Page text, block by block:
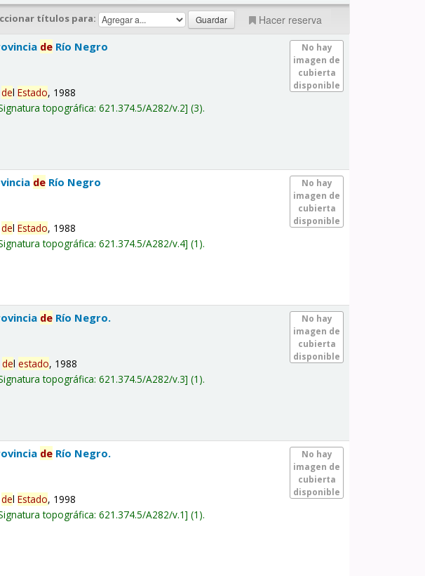
títulos para: Hacer reserva
No hay
imagen de
cubierta
disponible
de Río Negro
delEstado, 1988
topográfica:621.374.5/A282/v.2 (3).
No hay
imagen de
cubierta
disponible
de Río Negro
delEstado, 1988
topográfica:621.374.5/A282/v.4 (1).
No hay
imagen de
cubierta
disponible
de Río Negro.
delestado, 1988
topográfica:621.374.5/A282/v.3 (1).
No hay
imagen de
cubierta
disponible
de Río Negro.
delEstado, 1998
topográfica:621.374.5/A282/v.1 (1).